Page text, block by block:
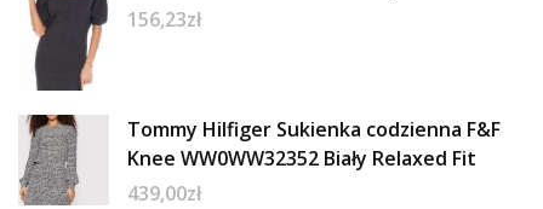
156,23zł
Tommy Hilfiger Sukienka codzienna F&F
Knee WW0WW32352 Biały Relaxed Fit
439,00zł